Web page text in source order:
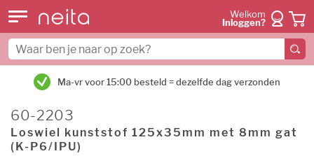
Welkom
Inloggen?
Ma-vr voor 15:00 besteld = dezelfde dag verzonden
60-2203
Loswiel kunststof 125x35mm met 8mm gat
(K-P6/IPU)